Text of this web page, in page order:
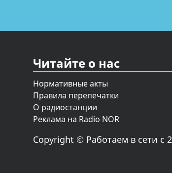
Читайте о нас
Нормативные акты
Правила перепечатки
О радиостанции
Реклама на Radio NOR
Copyright © Работаем в сети с